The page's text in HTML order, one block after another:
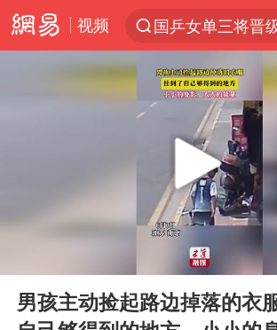
视频
国乒女单三将晋
光影经济撬动暑
陈思诚零点晒照
郑丽文：台湾从
情侣平潭拍日出
全民健身事业高
Play
男孩主动捡起路边掉落的衣